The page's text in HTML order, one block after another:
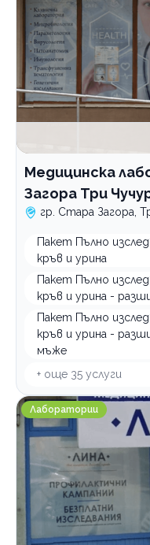
Медицинска
Загора Три
гр. Стара Загора,
Пакет Пълно
кръв и урина
Пакет Пълно
кръв и урина -
Пакет Пълно
кръв и урина -
мъже
+ още 35 услуги
Медицинска
Лаборатории